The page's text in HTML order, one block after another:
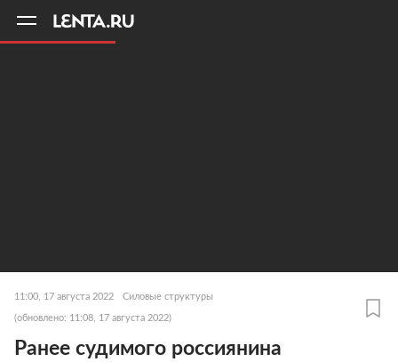
11:00, 17 августа 2022 Силовые структуры
(обновлено: 11:08, 17 августа 2022)
Ранее судимого россиянина